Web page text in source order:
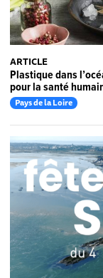
ARTICLE
Plastique dans
pour la santé
Pays de la Loire